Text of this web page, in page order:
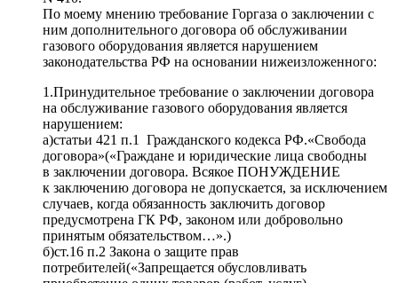
По моему мнению требование Горгаза о заключении с
ним дополнительного договора об обслуживании
газового оборудования является нарушением
законодательства РФ на основании нижеизложенного:
1.Принудительное требование о заключении договора
на обслуживание газового оборудования является
нарушением:
а)статьи 421 п.1 Гражданского кодекса РФ.«Свобода
договора»(«Граждане и юридические лица свободны
в заключении договора. Всякое ПОНУЖДЕНИЕ
к заключению договора не допускается, за исключением
случаев, когда обязанность заключить договор
предусмотрена ГК РФ, законом или добровольно
принятым обязательством…».)
б)ст.16 п.2 Закона о защите прав
потребителей(«Запрещается обусловливать